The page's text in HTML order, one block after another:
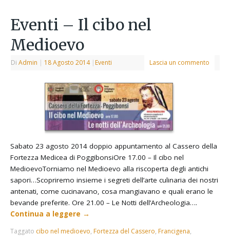
Eventi – Il cibo nel
Medioevo
DiAdmin | 18 Agosto 2014 | Eventi Lascia un commento
Sabato 23 agosto 2014 doppio appuntamento al Cassero della
Fortezza Medicea di PoggibonsiOre 17.00 – Il cibo nel
MedioevoTorniamo nel Medioevo alla riscoperta degli antichi
sapori…Scopriremo insieme i segreti dell’arte culinaria dei nostri
antenati, come cucinavano, cosa mangiavano e quali erano le
bevande preferite. Ore 21.00 – Le Notti dell’Archeologia….
Continua a leggere →
Taggato cibo nel medioevo, Fortezza del Cassero, Francigena,